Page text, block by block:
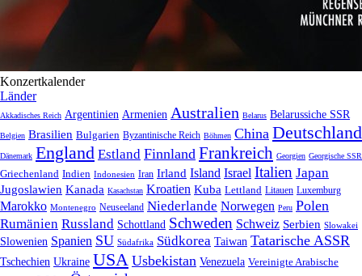
Konzertkalender
Länder
Akkadisches Reich Argentinien Armenien Australien Belarus Belarussiche SSR
Belgien Brasilien Bulgarien Byzantinische Reich Böhmen China Deutschland
Dänemark England Estland Finnland Frankreich Georgien Georgische SSR
Griechenland Indien Indonesien Iran Irland Island Israel Italien Japan
Jugoslawien Kanada Kasachstan Kroatien Kuba Lettland Litauen Luxemburg
Marokko Montenegro Neuseeland Niederlande Norwegen Peru Polen
Rumänien Russland Schottland Schweden Schweiz Serbien Slowakei
Slowenien Spanien SU Südafrika Südkorea Taiwan Tatarische ASSR
Tschechien Ukraine USA Usbekistan Venezuela Vereinigte Arabische